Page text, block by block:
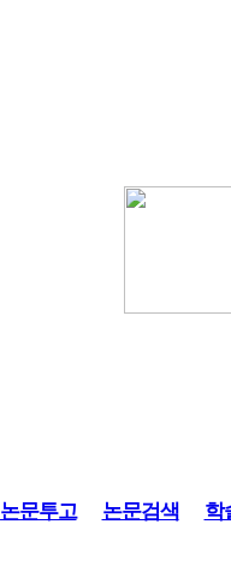
논문투고 논문검색 학